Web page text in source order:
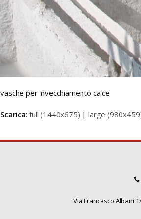
vasche per invecchiamento calce
Scarica: full (1440x675) | large
Via Francesco Albani 1/